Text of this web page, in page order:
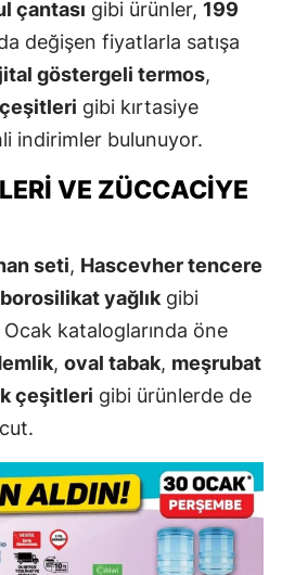
çantası gibi ürünler, 199
değişen fiyatlarla satışa
göstergeli termos,
gibi kırtasiye
indirimler bulunuyor.
VE ZÜCCACIYE
seti, Hascevher tencere
yağlık gibi
kataloglarında öne
, oval tabak, meşrubat
çeşitleri gibi ürünlerde de